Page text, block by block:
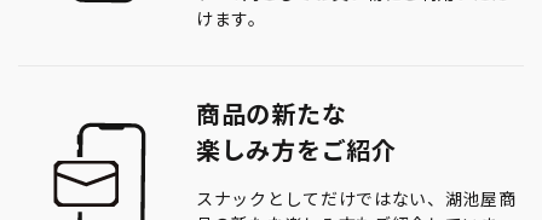
けます。
商品の新たな
楽しみ方をご紹介
スナックとしてだけではない、湖池屋商